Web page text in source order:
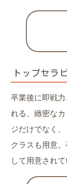
トップセラ
卒業後に即戦
れる、緻密な
ジだけでなく
クラスも用意
して用意されて